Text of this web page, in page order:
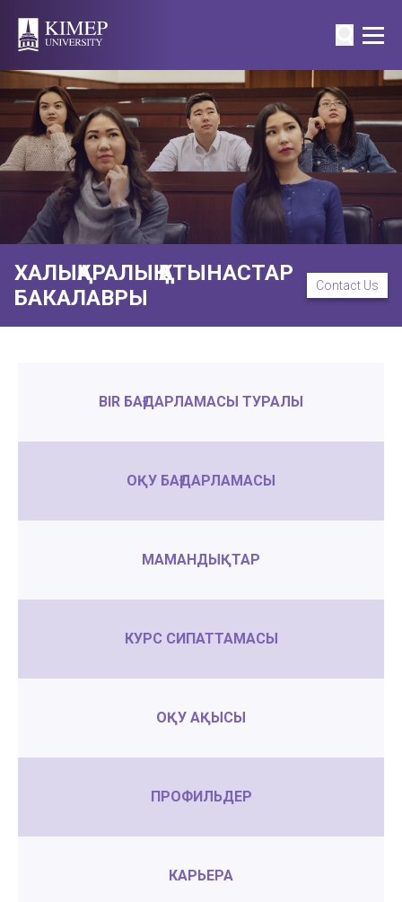
ХАЛЫҚАРАЛЫҚ ҚАТЫНАСТАР
БАКАЛАВРЫ
Contact Us
BIR БАҒДАРЛАМАСЫ ТУРАЛЫ
ОҚУ БАҒДАРЛАМАСЫ
МАМАНДЫҚТАР
КУРС СИПАТТАМАСЫ
ОҚУ АҚЫСЫ
ПРОФИЛЬДЕР
КАРЬЕРА